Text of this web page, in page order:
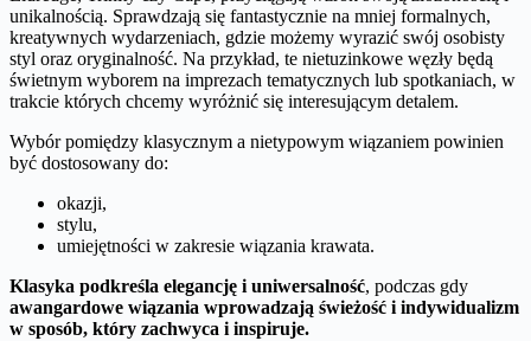
unikalnością. Sprawdzają się fantastycznie na mniej formalnych,
kreatywnych wydarzeniach, gdzie możemy wyrazić swój osobisty
styl oraz oryginalność. Na przykład, te nietuzinkowe węzły będą
świetnym wyborem na imprezach tematycznych lub spotkaniach, w
trakcie których chcemy wyróżnić się interesującym detalem.
Wybór pomiędzy klasycznym a nietypowym wiązaniem powinien
być dostosowany do:
okazji,
stylu,
umiejętności w zakresie wiązania krawata.
Klasyka podkreśla elegancję i uniwersalność, podczas gdy
awangardowe wiązania wprowadzają świeżość i indywidualizm
w sposób, który zachwyca i inspiruje.